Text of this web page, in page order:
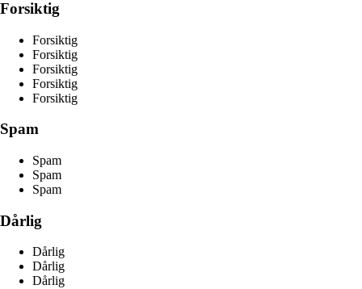
Forsiktig
Forsiktig
Forsiktig
Forsiktig
Forsiktig
Forsiktig
Spam
Spam
Spam
Spam
Dårlig
Dårlig
Dårlig
Dårlig